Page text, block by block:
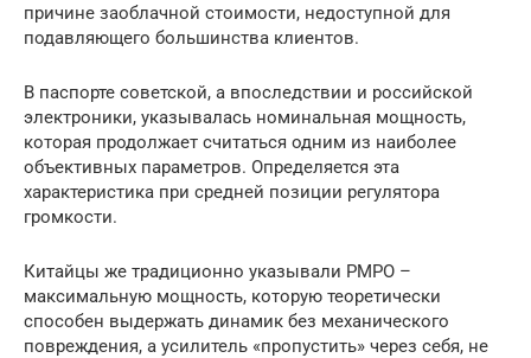
причине заоблачной стоимости, недоступной для
подавляющего большинства клиентов.
В паспорте советской, а впоследствии и российской
электроники, указывалась номинальная мощность,
которая продолжает считаться одним из наиболее
объективных параметров. Определяется эта
характеристика при средней позиции регулятора
громкости.
Китайцы же традиционно указывали PMPO –
максимальную мощность, которую теоретически
способен выдержать динамик без механического
повреждения, а усилитель «пропустить» через себя, не